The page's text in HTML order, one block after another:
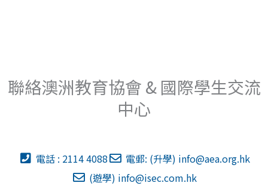
聯絡澳洲教育協會 & 國際學生交流
中心
電話 : 2114 4088 電郵: (升學) info@aea.org.hk
(遊學) info@isec.com.hk